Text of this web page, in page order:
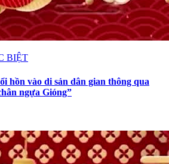
BIỆT
hồn vào di sản dân gian thông qua
ngựa Gióng”